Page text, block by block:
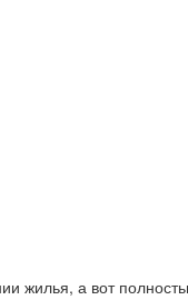
жилья, а вот